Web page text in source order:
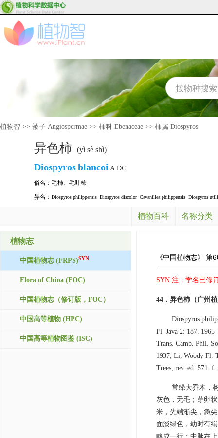
植物智 >> 被子 Angiospermae >> 柿科 Ebenaceae >> 柿属 Diospyros
异色柿 (yì sè shì)
Diospyrosblancoi A.DC.
俗名： 毛柿、 毛叶柿
异名： Diospyros philippensis Diospyros discolor Cavanillea philippensis Diospyros
植物百科 名称分类
植物志
中国植物志 (FRPS)SYN
Flora of China (FOC)
中国植物志（修订版，FOC）
中国高等植物 (HPC)
中国高等植物图鉴 (ISC)
《中国植物志》 第
SYN 注：学名已修
44．异色柿（广州
Diospyros
Fl. Java 2: 187.
Trans. Camb. Phil.
1937; Li, Woody Fl.
Trees, rev. ed. 571. f.
常绿大乔木，
灰色，无毛；芽卵
米，先端渐尖，急
面淡绿色，幼时有
略成一行；中脉在